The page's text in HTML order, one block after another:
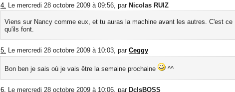
4. Le mercredi 28 octobre 2009 à 09:56, par Nicolas RUIZ
Viens sur Nancy comme eux, et tu auras la machine avant les autres. C'est ce
qu'ils font.
5. Le mercredi 28 octobre 2009 à 10:03, par Ceggy
Bon ben je sais où je vais être la semaine prochaine ^^
6. Le mercredi 28 octobre 2009 à 10:06, par DclsBOSS